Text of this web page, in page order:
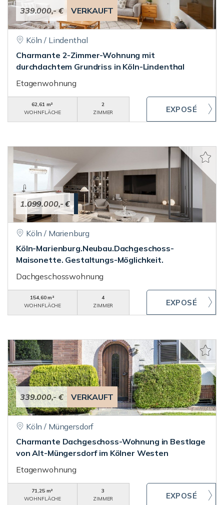
339.000,- € VERKAUFT
Köln / Lindenthal
Charmante 2-Zimmer-Wohnung mit
durchdachtem Grundriss in Köln-Lindenthal
Etagenwohnung
62,61 m²
WOHNFLÄCHE
2
ZIMMER
1.099.000,- €
Köln / Marienburg
Köln-Marienburg.Neubau.Dachgeschoss-
Maisonette. Gestaltungs-Möglichkeit.
Dachgeschosswohnung
154,60 m²
WOHNFLÄCHE
4
ZIMMER
339.000,- € VERKAUFT
Köln / Müngersdorf
Charmante Dachgeschoss-Wohnung in Bestlage
von Alt-Müngersdorf im Kölner Westen
Etagenwohnung
71,25 m²
WOHNFLÄCHE
3
ZIMMER